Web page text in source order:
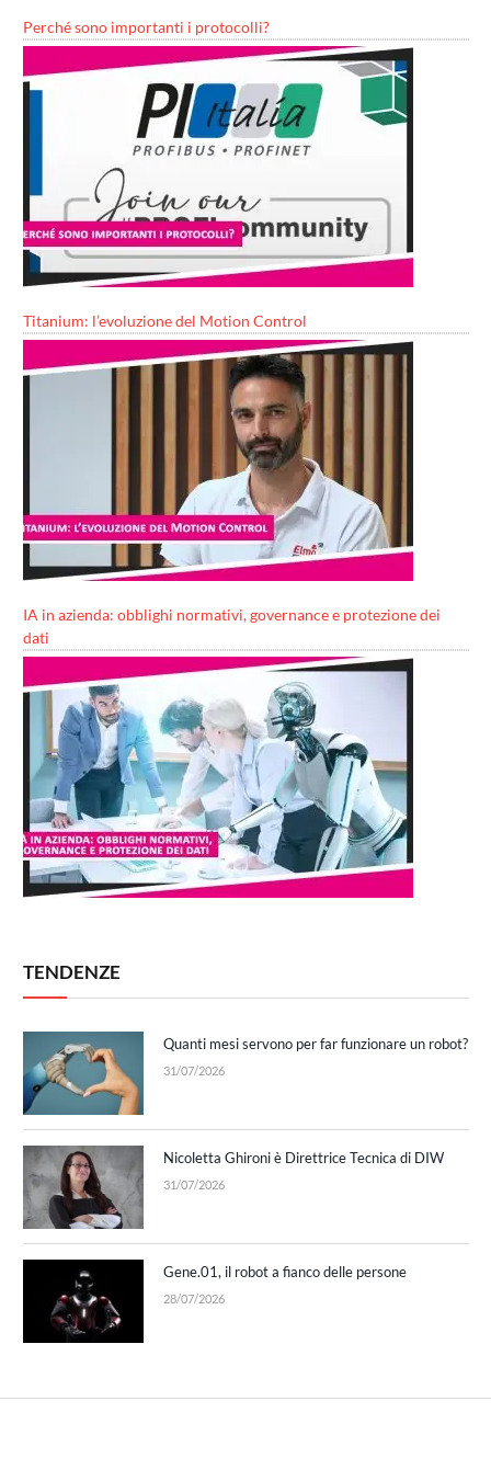
Perché sono importanti i protocolli?
Titanium: l’evoluzione del Motion Control
IA in azienda: obblighi normativi, governance e protezione dei
dati
TENDENZE
Quanti mesi servono per far funzionare un robot?
31/07/2026
Nicoletta Ghironi è Direttrice Tecnica di DIW
31/07/2026
Gene.01, il robot a fianco delle persone
28/07/2026